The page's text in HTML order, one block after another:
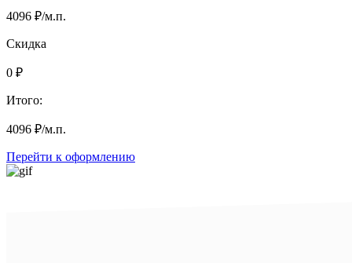
4096 ₽/м.п.
Скидка
0 ₽
Итого:
4096 ₽/м.п.
Перейти к оформлению